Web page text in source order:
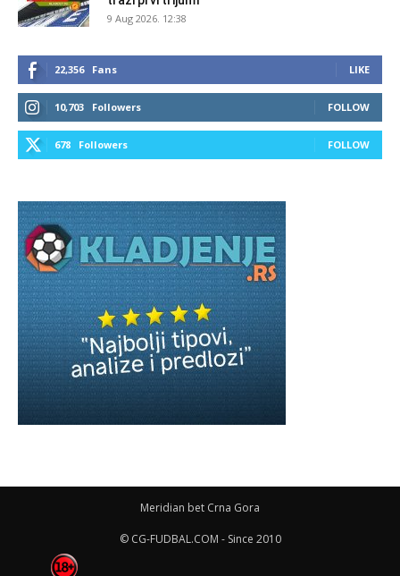
9 Aug 2026. 12:38
22,356 Fans LIKE
10,703 Followers FOLLOW
678 Followers FOLLOW
Meridian bet Crna Gora
© CG-FUDBAL.COM - Since 2010